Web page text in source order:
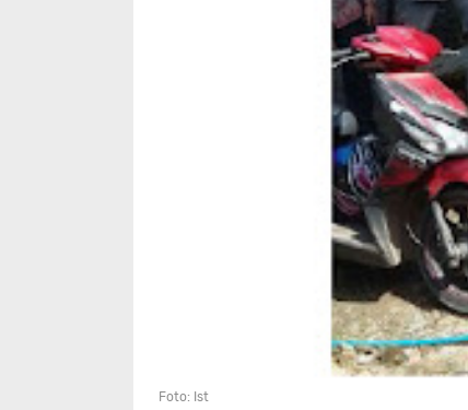
Foto: Ist